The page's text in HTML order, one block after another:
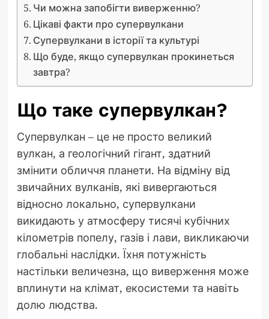
Чи можна запобігти виверженню?
Цікаві факти про супервулкани
Супервулкани в історії та культурі
Що буде, якщо супервулкан прокинеться
завтра?
Що таке супервулкан?
Супервулкан – це не просто великий
вулкан, а геологічний гігант, здатний
змінити обличчя планети. На відміну від
звичайних вулканів, які вивергаються
відносно локально, супервулкани
викидають у атмосферу тисячі кубічних
кілометрів попелу, газів і лави, викликаючи
глобальні наслідки. Їхня потужність
настільки величезна, що виверження може
вплинути на клімат, екосистеми та навіть
долю людства.